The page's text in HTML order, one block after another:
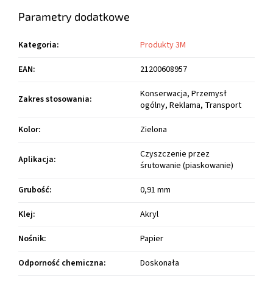
Parametry dodatkowe
Kategoria:
Produkty 3M
EAN: 21200608957
Zakres stosowania:
Konserwacja, Przemysł
ogólny, Reklama, Transport
Kolor: Zielona
Aplikacja:
Czyszczenie przez
śrutowanie (piaskowanie)
Grubość:
0,91 mm
Klej:
Akryl
Nośnik:
Papier
Odporność chemiczna: Doskonała